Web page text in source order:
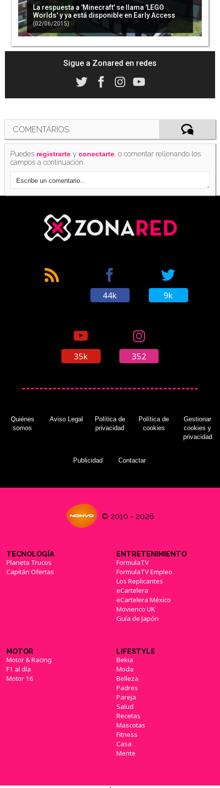
La respuesta a 'Minecraft' se llama 'LEGO
Worlds' y ya está disponible en Early Access
(02/06/2015)
Sigue a Zonared en redes
COMENTARIOS
Puedes registrarte yconectarte, o comentar rellenando los
campos a continuación.
44k 9k
35k 352
Quiénes
somos
Aviso Legal
Política de
privacidad
Política de
cookies
Gestionar
cookies y
privacidad
Publicidad Contactar
© 2010 - 2026
TECNOLOGÍA
Planeta Trucos
Capitán Ofertas
ENTRETENIMIENTO
FormulaTV
FormulaTV Empleo
Los Replicantes
eCartelera
eCartelera México
Movienco UK
Guía de Japón
MOTOR
Motor & Racing
F1 al día
Motor 16
LIFESTYLE
Bekia
Moda
Belleza
Padres
Pareja
Salud
Recetas
Mascotas
Fitness
Casa
Mente